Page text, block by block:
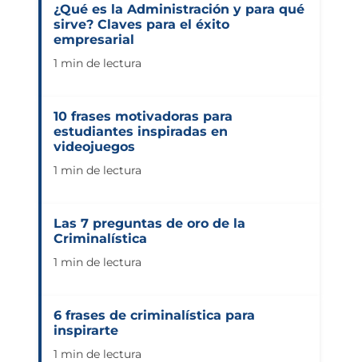
¿Qué es la Administración y para qué
sirve? Claves para el éxito
empresarial
1 min de lectura
10 frases motivadoras para
estudiantes inspiradas en
videojuegos
1 min de lectura
Las 7 preguntas de oro de la
Criminalística
1 min de lectura
6 frases de criminalística para
inspirarte
1 min de lectura